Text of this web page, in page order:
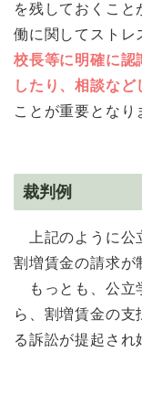
を残しておくこと
働に関してストレ
校長等に明確に認
したり、相談な
ことが重要となり
裁判例
上記のように公
割増賃金の請求が
もっとも、公
ら、割増賃金の支
る訴訟が提起され